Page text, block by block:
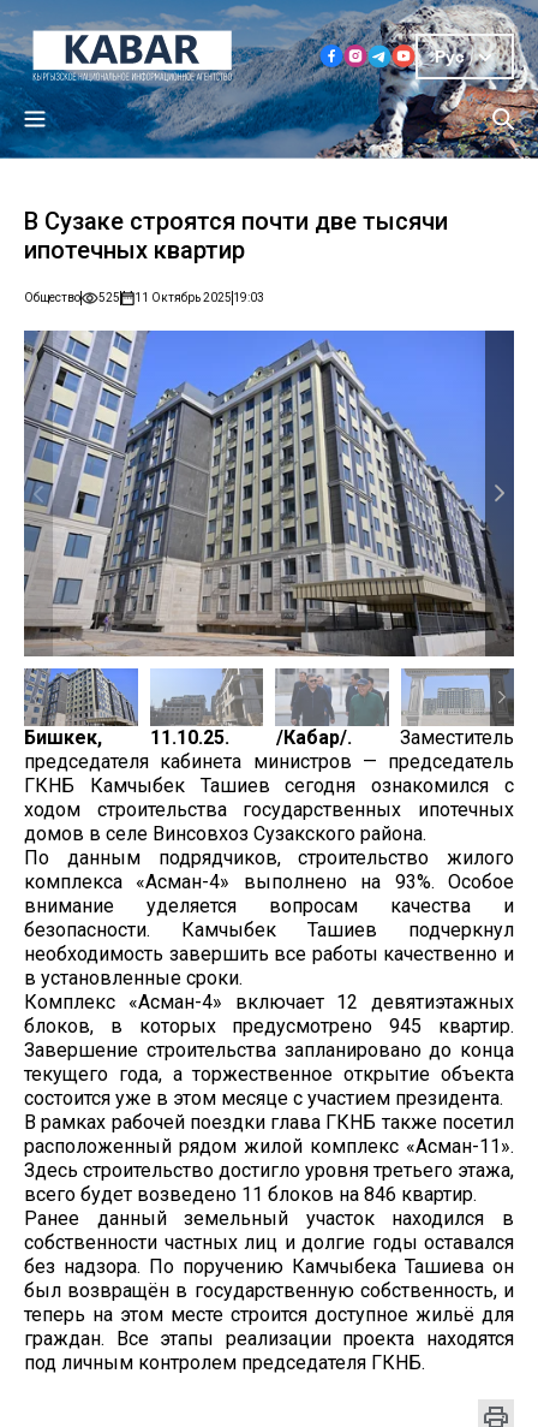
Рус
В Сузаке строятся почти две тысячи
ипотечных квартир
Общество 525 11 Октябрь 2025 19:03
Бишкек, 11.10.25. /Кабар/. Заместитель
председателя кабинета министров — председатель
ГКНБ Камчыбек Ташиев сегодня ознакомился с
ходом строительства государственных ипотечных
домов в селе Винсовхоз Сузакского района.
По данным подрядчиков, строительство жилого
комплекса «Асман-4» выполнено на 93%. Особое
внимание уделяется вопросам качества и
безопасности. Камчыбек Ташиев подчеркнул
необходимость завершить все работы качественно и
в установленные сроки.
Комплекс «Асман-4» включает 12 девятиэтажных
блоков, в которых предусмотрено 945 квартир.
Завершение строительства запланировано до конца
текущего года, а торжественное открытие объекта
состоится уже в этом месяце с участием президента.
В рамках рабочей поездки глава ГКНБ также посетил
расположенный рядом жилой комплекс «Асман-11».
Здесь строительство достигло уровня третьего этажа,
всего будет возведено 11 блоков на 846 квартир.
Ранее данный земельный участок находился в
собственности частных лиц и долгие годы оставался
без надзора. По поручению Камчыбека Ташиева он
был возвращён в государственную собственность, и
теперь на этом месте строится доступное жильё для
граждан. Все этапы реализации проекта находятся
под личным контролем председателя ГКНБ.